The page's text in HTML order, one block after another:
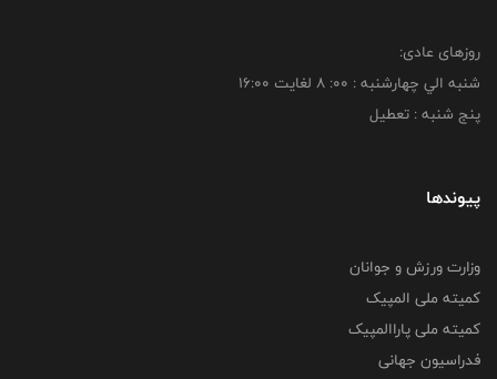
روزهای عادی:
شنبه الي چهارشنبه : 00: 8 لغايت 16:00
پنج شنبه : تعطیل
پیوندها
وزارت ورزش و جوانان
کمیته ملی المپیک
کمیته ملی پاراالمپیک
فدراسیون جهانی